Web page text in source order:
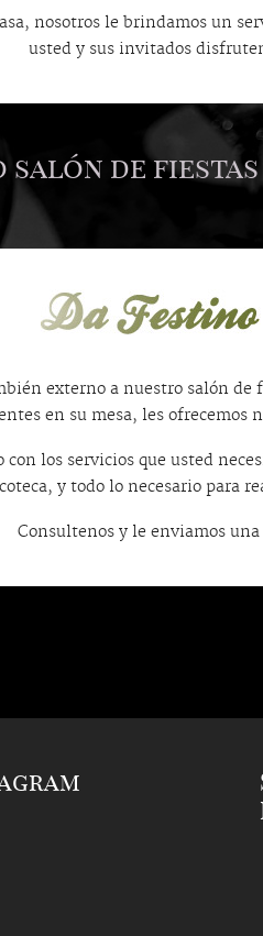
nosotros le brindamos un
usted y sus invitados
salón de fiestas
externo a nuestro salón
en su mesa, les ofrecemos
los servicios que usted
y todo lo necesario para
Consultenos y le enviamos